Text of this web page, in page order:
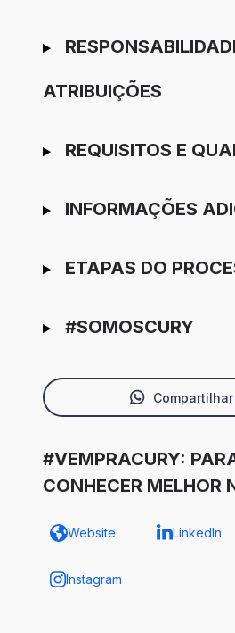
ATRIBUIÇÕES
REQUISITOS E
INFORMAÇÕES
ETAPAS DO
#SOMOSCURY
#VEMPRACURY:
CONHECER MELHOR
Website LinkedIn
Instagram